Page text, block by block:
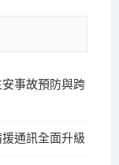
事故預防與跨
通訊全面升級